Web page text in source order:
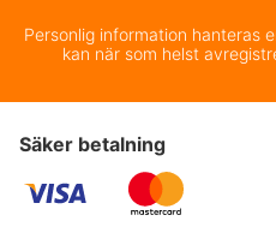
Personlig information hanteras
kan när som helst
Säker betalning